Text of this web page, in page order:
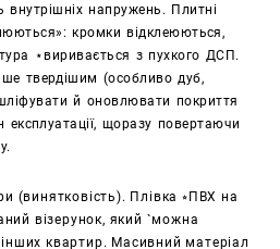
внутрішніх напружень. Плитні
кромки відклеюються,
⋆виривається з пухкого ДСП.
твердішим (особливо дуб,
й оновлювати покриття
експлуатації, щоразу повертаючи
(винятковість). Плівка ⭒ПВХ на
візерунок, який `можна
квартир. Масивний матеріал